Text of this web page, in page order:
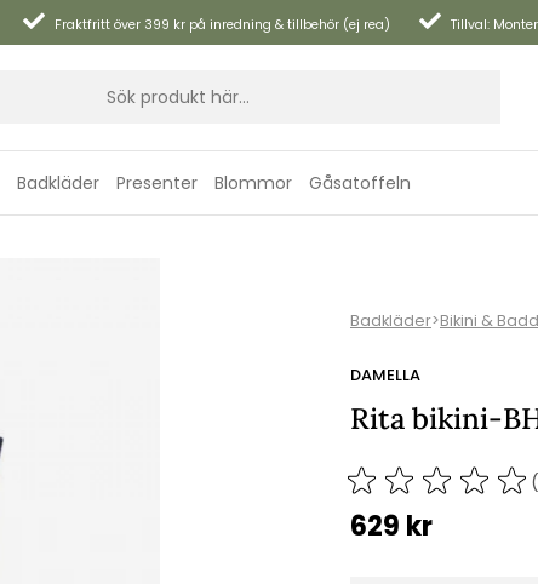
Fraktfritt över 399 kr på inredning & tillbehör (ej rea) Tillval:
Badkläder Presenter Blommor Gåsatoffeln
Badkläder>Bikini &
DAMELLA
Rita bikini-
629 kr